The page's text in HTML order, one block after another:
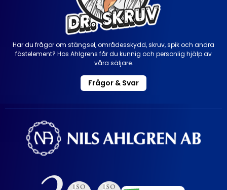
Har du frågor om stängsel, områdesskydd, skruv, spik och andra
fästelement? Hos Ahlgrens får du kunnig och personlig hjälp av
våra säljare.
Frågor & Svar